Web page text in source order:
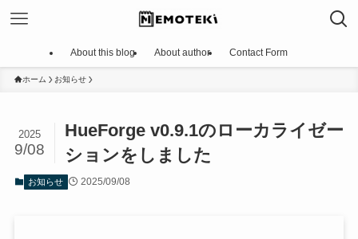
About this blog About author Contact Form
ホーム お知らせ
HueForge v0.9.1のローカライゼー
ションをしました
2025
9/08
お知らせ 2025/09/08